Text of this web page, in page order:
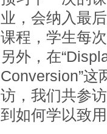
业，会纳入最
课程，学生每
另外，在
Conversion”这
访，我们共参
到如何学以致